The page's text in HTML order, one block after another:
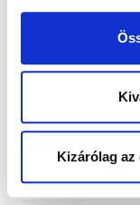
Kizárólag az